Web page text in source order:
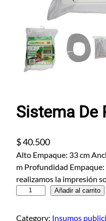
Sistema De
$40.500
Alto Empaque: 33 cm
m Profundidad
realizamos la impresión
s
Añadir al carrito
Category: Insumos